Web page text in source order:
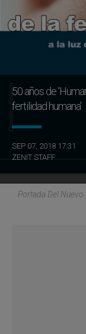
50 años de
fertilidad humana'
SEP 07, 2018 17:31
ZENIT STAFF
Portada Del